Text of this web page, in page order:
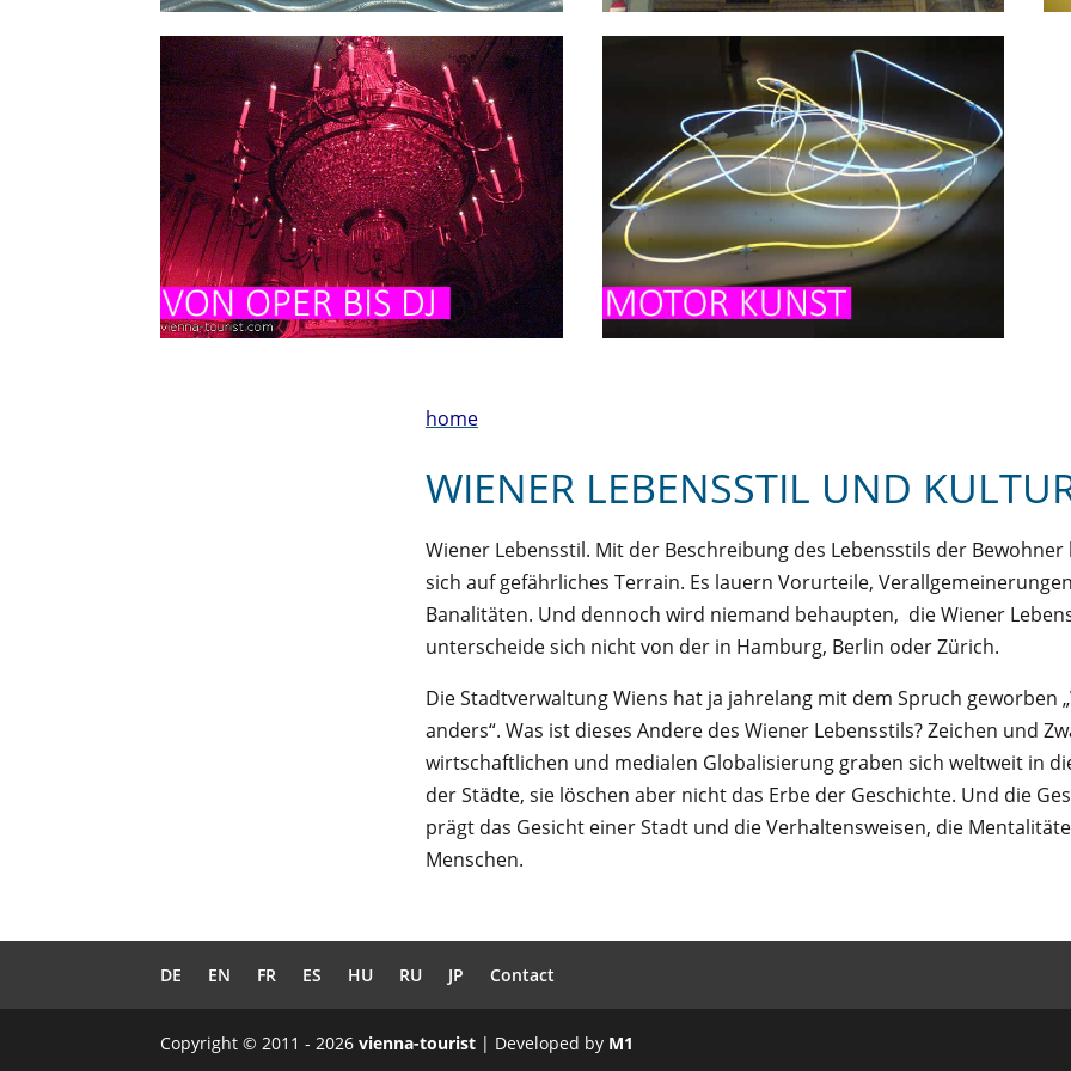
home
WIENER LEBENSSTIL UND
Wiener Lebensstil. Mit der Beschreibung des Lebensstils der
sich auf gefährliches Terrain. Es lauern Vorurteile,
Banalitäten. Und dennoch wird niemand behaupten, die Wiener
unterscheide sich nicht von der in Hamburg, Berlin oder Zürich.
Die Stadtverwaltung Wiens hat ja jahrelang mit dem Spruch geworben
anders“. Was ist dieses Andere des Wiener Lebensstils? Zeichen und
wirtschaftlichen und medialen Globalisierung graben sich weltweit in
der Städte, sie löschen aber nicht das Erbe der Geschichte. Und die
prägt das Gesicht einer Stadt und die Verhaltensweisen, die
Menschen.
DE EN FR ES HU RU JP Contact
Copyright © 2011 - 2026vienna-tourist | Developed by M1